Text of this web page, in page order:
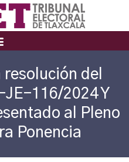
del
JE-116/2024 Y
al Pleno
Ponencia